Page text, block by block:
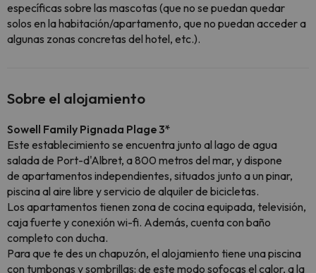
específicas sobre las mascotas (que no se puedan quedar
solos en la habitación/apartamento, que no puedan acceder a
algunas zonas concretas del hotel, etc.).
Sobre el alojamiento
Sowell Family Pignada Plage 3*
Este establecimiento se encuentra junto al lago de agua
salada de Port-d'Albret, a 800 metros del mar, y dispone
de apartamentos independientes, situados junto a un pinar,
piscina al aire libre y servicio de alquiler de bicicletas.
Los apartamentos tienen zona de cocina equipada, televisión,
caja fuerte y conexión wi-fi. Además, cuenta con baño
completo con ducha.
Para que te des un chapuzón, el alojamiento tiene una piscina
con tumbonas y sombrillas: de este modo sofocas el calor, a la